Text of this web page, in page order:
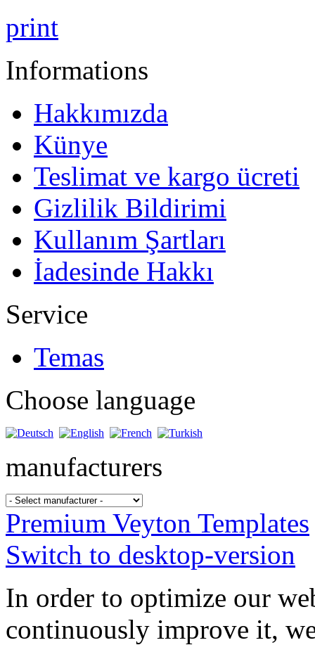
print
Informations
Hakkımızda
Künye
Teslimat ve kargo ücreti
Gizlilik Bildirimi
Kullanım Şartları
İadesinde Hakkı
Service
Temas
Choose language
manufacturers
Premium Veyton Templates
Switch to desktop-version
In order to optimize our
continuously improve it,